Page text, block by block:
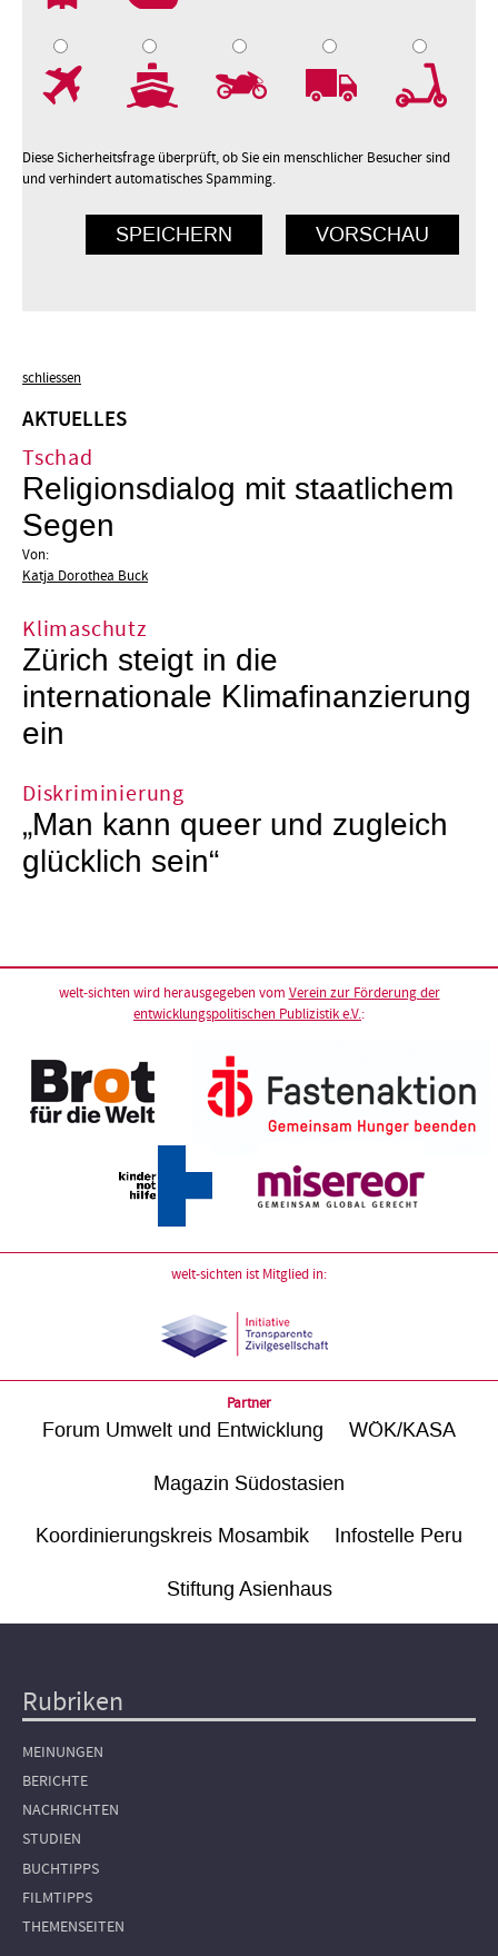
Diese Sicherheitsfrage überprüft, ob Sie ein menschlicher Besucher sind
und verhindert automatisches Spamming.
schliessen
AKTUELLES
Tschad
Religionsdialog mit staatlichem
Segen
Von:
Katja Dorothea Buck
Klimaschutz
Zürich steigt in die
internationale Klimafinanzierung
ein
Diskriminierung
„Man kann queer und zugleich
glücklich sein“
welt-sichten wird herausgegeben vom Verein zur Förderung der
entwicklungspolitischen Publizistik e.V.:
welt-sichten ist Mitglied in:
Partner
Forum Umwelt und Entwicklung WÖK/KASA
Magazin Südostasien
Koordinierungskreis Mosambik Infostelle Peru
Stiftung Asienhaus
Hauptnavigation
Rubriken
MEINUNGEN
BERICHTE
NACHRICHTEN
STUDIEN
BUCHTIPPS
FILMTIPPS
THEMENSEITEN